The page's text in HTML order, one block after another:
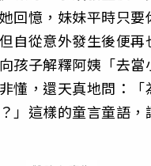
回憶，妹妹平時只要
自從意外發生後便再
孩子解釋阿姨「去當
懂，還天真地問：「
」這樣的童言童語，